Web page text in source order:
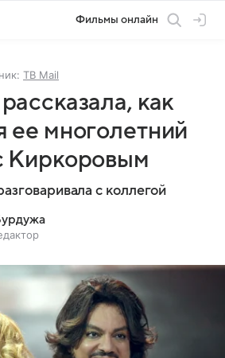
Фильмы онлайн
ТВ Mail
как
ее многолетний
Киркоровым
с коллегой